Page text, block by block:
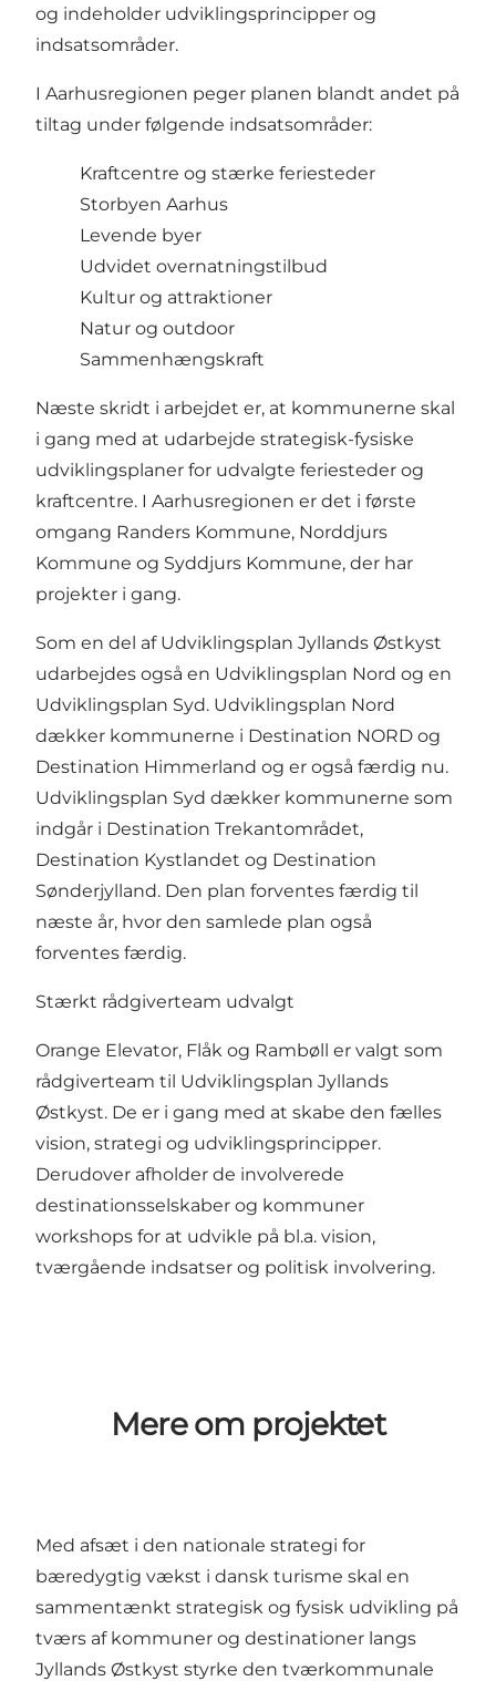
og indeholder udviklingsprincipper og
indsatsområder.
I Aarhusregionen peger planen blandt andet på
tiltag under følgende indsatsområder:
Kraftcentre og stærke feriesteder
Storbyen Aarhus
Levende byer
Udvidet overnatningstilbud
Kultur og attraktioner
Natur og outdoor
Sammenhængskraft
Næste skridt i arbejdet er, at kommunerne skal
i gang med at udarbejde strategisk-fysiske
udviklingsplaner for udvalgte feriesteder og
kraftcentre. I Aarhusregionen er det i første
omgang Randers Kommune, Norddjurs
Kommune og Syddjurs Kommune, der har
projekter i gang.
Som en del af Udviklingsplan Jyllands Østkyst
udarbejdes også en Udviklingsplan Nord og en
Udviklingsplan Syd. Udviklingsplan Nord
dækker kommunerne i Destination NORD og
Destination Himmerland og er også færdig nu.
Udviklingsplan Syd dækker kommunerne som
indgår i Destination Trekantområdet,
Destination Kystlandet og Destination
Sønderjylland. Den plan forventes færdig til
næste år, hvor den samlede plan også
forventes færdig.
Stærkt rådgiverteam udvalgt
Orange Elevator, Flåk og Rambøll er valgt som
rådgiverteam til Udviklingsplan Jyllands
Østkyst. De er i gang med at skabe den fælles
vision, strategi og udviklingsprincipper.
Derudover afholder de involverede
destinationsselskaber og kommuner
workshops for at udvikle på bl.a. vision,
tværgående indsatser og politisk involvering.
Mere om projektet
Med afsæt i den nationale strategi for
bæredygtig vækst i dansk turisme skal en
sammentænkt strategisk og fysisk udvikling på
tværs af kommuner og destinationer langs
Jyllands Østkyst styrke den tværkommunale